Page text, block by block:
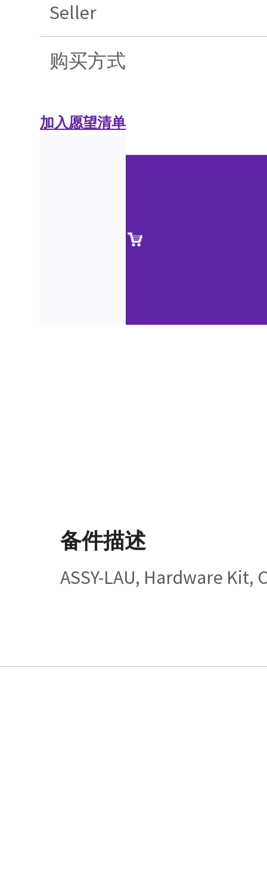
Seller
购买方式
加入愿望清单
备件描述
ASSY-LAU, Hardware